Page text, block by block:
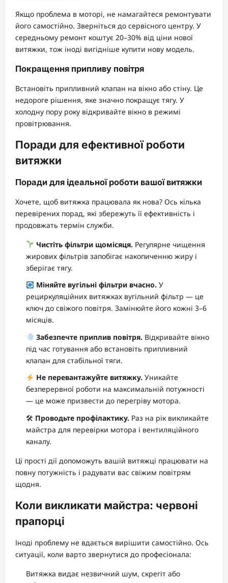
Якщо проблема в моторі, не намагайтеся ремонтувати
його самостійно. Зверніться до сервісного центру. У
середньому ремонт коштує 20–30% від ціни нової
витяжки, тож іноді вигідніше купити нову модель.
Покращення припливу повітря
Встановіть припливний клапан на вікно або стіну. Це
недороге рішення, яке значно покращує тягу. У
холодну пору року відкривайте вікно в режимі
провітрювання.
Поради для ефективної роботи
витяжки
Поради для ідеальної роботи вашої витяжки
Хочете, щоб витяжка працювала як нова? Ось кілька
перевірених порад, які збережуть її ефективність і
продовжать термін служби.
Чистіть фільтри щомісяця. Регулярне чищення
жирових фільтрів запобігає накопиченню жиру і
зберігає тягу.
Міняйте вугільні фільтри вчасно. У
рециркуляційних витяжках вугільний фільтр — це
ключ до свіжого повітря. Замінюйте його кожні 3–6
місяців.
Забезпечте приплив повітря. Відкривайте вікно
під час готування або встановіть припливний
клапан для стабільної тяги.
Не перевантажуйте витяжку. Уникайте
безперервної роботи на максимальній потужності
— це може призвести до перегріву мотора.
🛠 Проводьте профілактику. Раз на рік викликайте
майстра для перевірки мотора і вентиляційного
каналу.
Ці прості дії допоможуть вашій витяжці працювати на
повну потужність і радувати вас свіжим повітрям
щодня.
Коли викликати майстра: червоні
прапорці
Іноді проблему не вдається вирішити самостійно. Ось
ситуації, коли варто звернутися до професіонала:
Витяжка видає незвичний шум, скрегіт або